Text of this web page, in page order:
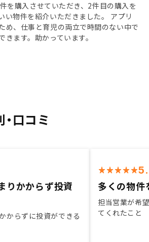
を購入させていただき、2件目の購入を
い物件を紹介いただきました。 アプリ
め、仕事と育児の両立で時間のない中で
きます。助かっています。
口コミ
りかからず投資
からずに投資ができる
多くの物件
担当営業が希
てくれたこと